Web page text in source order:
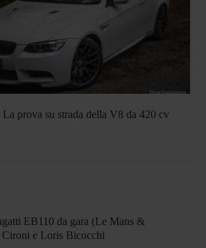
prova su strada della V8 da 420 cv
EB110 da gara (Le Mans &
e Loris Bicocchi